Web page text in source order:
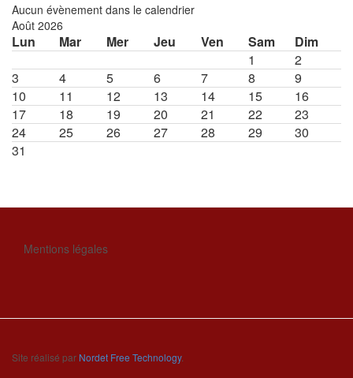
Aucun évènement dans le calendrier
Août 2026
Lun Mar Mer Jeu Ven Sam
Dim
1
2
3
4 5 6 7 8
9
10
11 12 13 14 15
16
17
18 19 20 21 22
23
24
25 26 27 28 29
30
31
Mentions légales
Site réalisé par Nordet Free Technology.